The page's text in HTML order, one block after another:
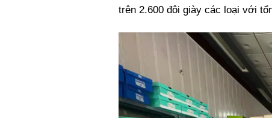
trên 2.600 đôi giày các loại với